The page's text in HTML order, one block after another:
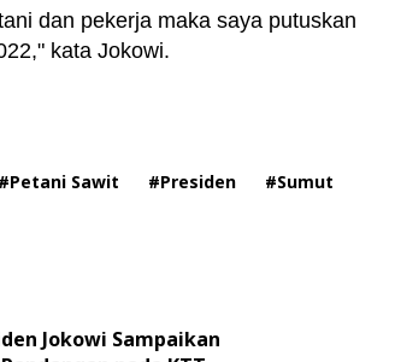
dan pekerja maka saya putuskan
kata Jokowi.
#Petani Sawit #Presiden
#Sumut
Jokowi Sampaikan